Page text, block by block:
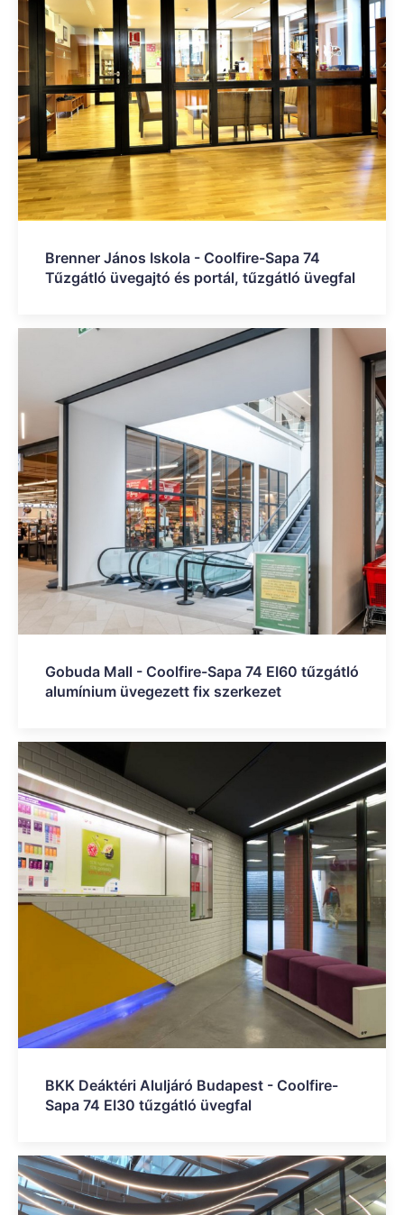
Brenner János Iskola - Coolfire-Sapa 74
Tűzgátló üvegajtó és portál, tűzgátló üvegfal
Gobuda Mall - Coolfire-Sapa 74 EI60 tűzgátló
alumínium üvegezett fix szerkezet
BKK Deáktéri Aluljáró Budapest - Coolfire-
Sapa 74 EI30 tűzgátló üvegfal